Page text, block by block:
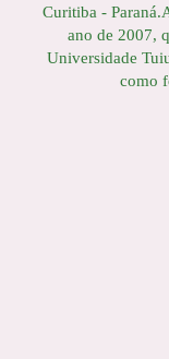
Curitiba -
ano de 2007,
Universidade
como